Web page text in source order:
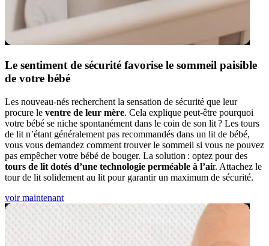
Le sentiment de sécurité favorise le sommeil paisible
de votre bébé
Les nouveau-nés recherchent la sensation de sécurité que leur
procure le ventre de leur mère. Cela explique peut-être pourquoi
votre bébé se niche spontanément dans le coin de son lit ? Les tours
de lit n’étant généralement pas recommandés dans un lit de bébé,
vous vous demandez comment trouver le sommeil si vous ne pouvez
pas empêcher votre bébé de bouger. La solution : optez pour des
tours de lit dotés d’une technologie perméable à l’air. Attachez le
tour de lit solidement au lit pour garantir un maximum de sécurité.
voir maintenant